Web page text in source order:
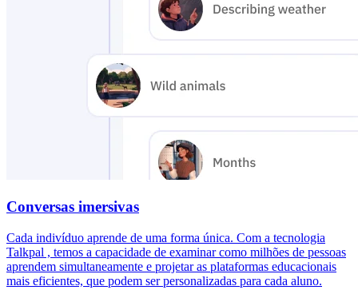
Conversas imersivas
Cada indivíduo aprende de uma forma única. Com a tecnologia
Talkpal , temos a capacidade de examinar como milhões de pessoas
aprendem simultaneamente e projetar as plataformas educacionais
mais eficientes, que podem ser personalizadas para cada aluno.